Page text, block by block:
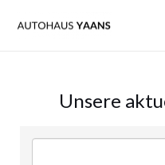
Inhalt
Unsere